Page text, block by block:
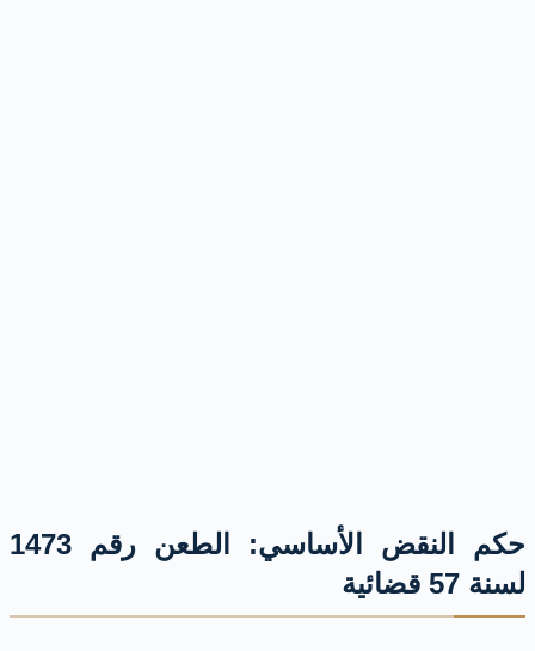
حكم النقض الأساسي: الطعن رقم 1473
لسنة 57 قضائية